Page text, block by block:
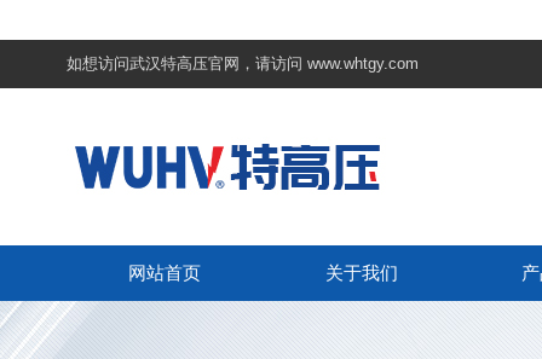
如想访问武汉特高压官网，请访问 www.whtgy.com
网站首页 关于我们